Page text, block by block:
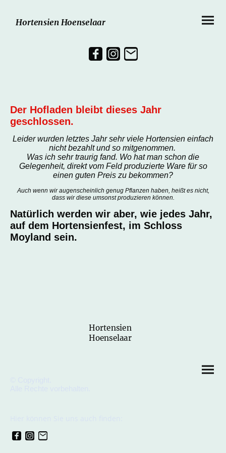
Hortensien Hoenselaar
Der Hofladen bleibt dieses Jahr
geschlossen.
Leider wurden letztes Jahr sehr viele Hortensien einfach
nicht bezahlt und so mitgenommen.
Was ich sehr traurig fand. Wo hat man schon die
Gelegenheit, direkt vom Feld produzierte Ware für so
einen guten Preis zu bekommen?
Auch wenn wir augenscheinlich genug Pflanzen haben, heißt es nicht,
dass wir diese umsonst produzieren können.
Natürlich werden wir aber, wie jedes Jahr,
auf dem Hortensienfest, im Schloss
Moyland sein.
Hortensien
Hoenselaar